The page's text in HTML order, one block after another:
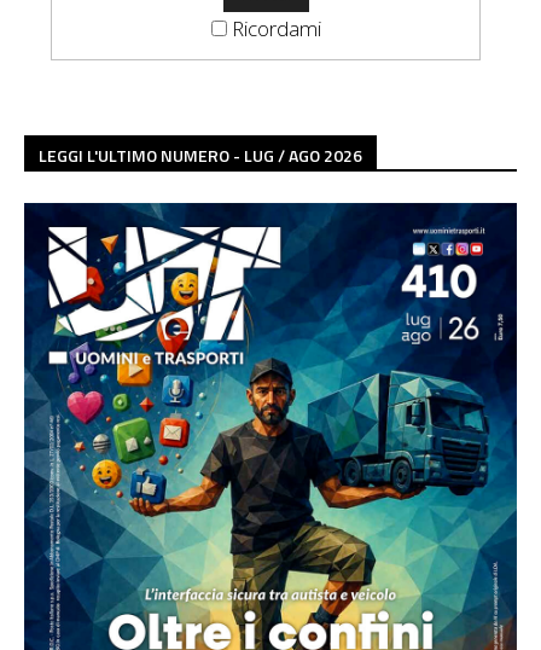
Ricordami
LEGGI L'ULTIMO NUMERO - LUG / AGO 2026